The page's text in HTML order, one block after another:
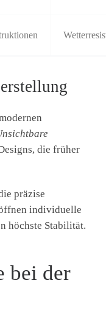
die früher
präzise
individuelle
höchste Stabilität.
bei der